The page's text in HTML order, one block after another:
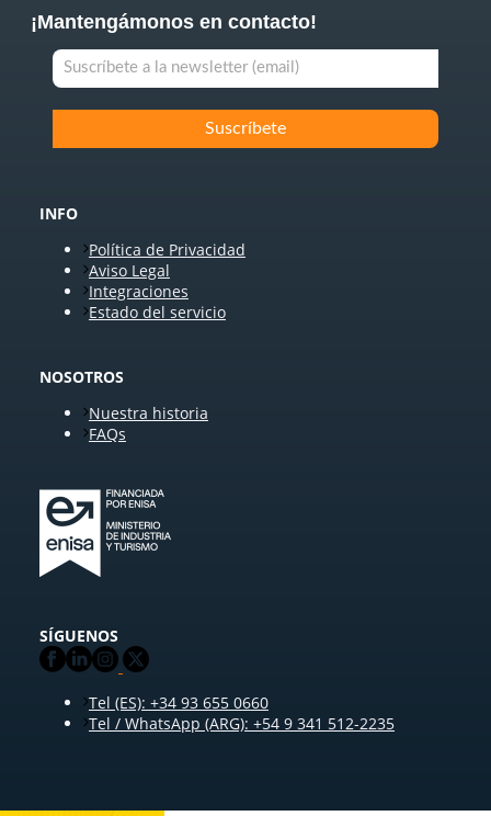
¡Mantengámonos en contacto!
INFO
Política de Privacidad
Aviso Legal
Integraciones
Estado del servicio
NOSOTROS
Nuestra historia
FAQs
SÍGUENOS
Tel (ES): +34 93 655 0660
Tel / WhatsApp (ARG): +54 9 341 512-2235